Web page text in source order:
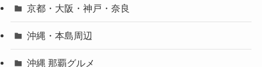
京都・大阪・神戸・奈良
沖縄・本島周辺
沖縄 那覇グルメ